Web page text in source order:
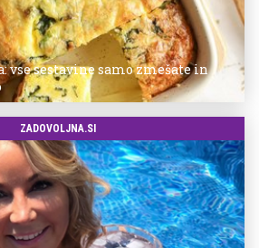
vse sestavine samo zmešate in
ZADOVOLJNA.SI